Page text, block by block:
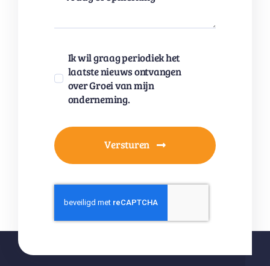
Ik wil graag periodiek het
laatste nieuws ontvangen
over Groei van mijn
onderneming.
Versturen